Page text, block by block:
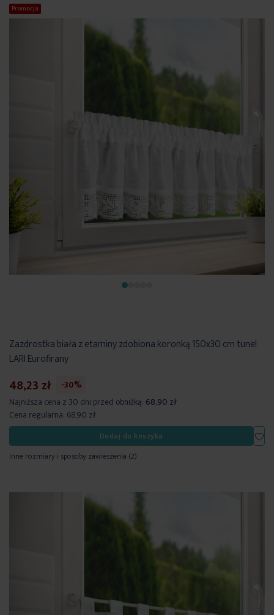
Promocja
Zazdrostka biała z etaminy zdobiona koronką 150x30 cm tunel
LARI Eurofirany
48,23 zł
-30%
Najniższa cena z 30 dni przed obniżką: 68,90 zł
Cena regularna: 68,90 zł
Dodaj do koszyka
Inne rozmiary i sposoby zawieszenia (2)